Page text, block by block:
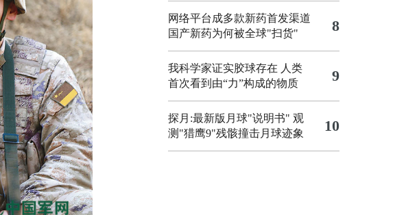
网络平台成多款新药首发渠道
国产新药为何被全球"扫货"
8
我科学家证实胶球存在 人类
首次看到由“力”构成的物质
9
探月:最新版月球"说明书" 观
测"猎鹰9"残骸撞击月球迹象
10